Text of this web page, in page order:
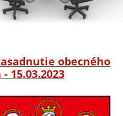
obecného
15.03.2023